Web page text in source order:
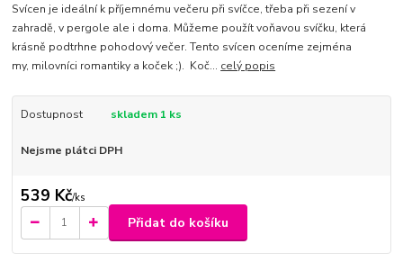
Svícen je ideální k příjemnému večeru při svíčce, třeba při sezení v
zahradě, v pergole ale i doma. Můžeme použít voňavou svíčku, která
krásně podtrhne pohodový večer. Tento svícen oceníme zejména
my, milovníci romantiky a koček ;). Koč... celý popis
Dostupnost skladem 1 ks
Nejsme plátci DPH
539 Kč/ks
Přidat do košíku